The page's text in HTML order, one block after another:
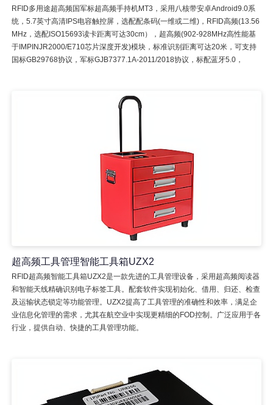
RFID多用途超高频国军标超高频手持机MT3，采用八核带安卓Android9.0系
统，5.7英寸高清IPS电容触控屏，选配配条码(一维或二维)，RFID高频(13.56
MHz，选配ISO15693读卡距离可达30cm），超高频(902-928MHz高性能基
于IMPINJR2000/E710芯片深度开发)模块，标准识别距离可达20米，可支持
国标GB29768协议，军标GJB7377.1A-2011/2018协议，标配蓝牙5.0，
超高频工具管理智能工具箱UZX2
RFID超高频智能工具箱UZX2是一款先进的工具管理设备，采用超高频阅读器
和智能天线精确识别电子标签工具。配套软件实现初始化、借用、归还、检查
及运输状态锁定等功能管理。UZX2提高了工具管理的准确性和效率，满足企
业信息化管理的需求，尤其在航空业中实现更精细的FOD控制。广泛应用于各
行业，提供自动、快捷的工具管理功能。